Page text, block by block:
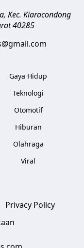
Kec. Kiaracondong
40285
Gaya Hidup
Teknologi
Otomotif
Hiburan
Olahraga
Viral
Privacy Policy